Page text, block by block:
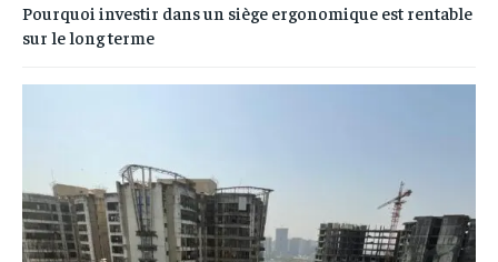
Pourquoi investir dans un siège ergonomique est rentable
sur le long terme